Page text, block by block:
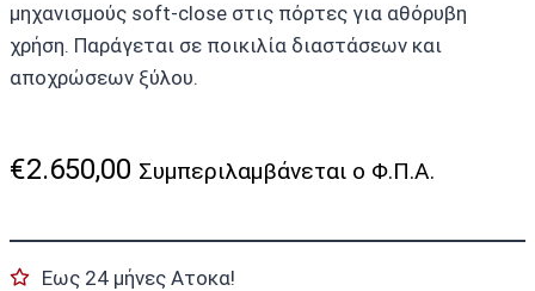
μηχανισμούς soft-close στις πόρτες για αθόρυβη
χρήση. Παράγεται σε ποικιλία διαστάσεων και
αποχρώσεων ξύλου.
€2.650,00 Συμπεριλαμβάνεται ο Φ.Π.Α.
Εως 24 μήνες Ατοκα!